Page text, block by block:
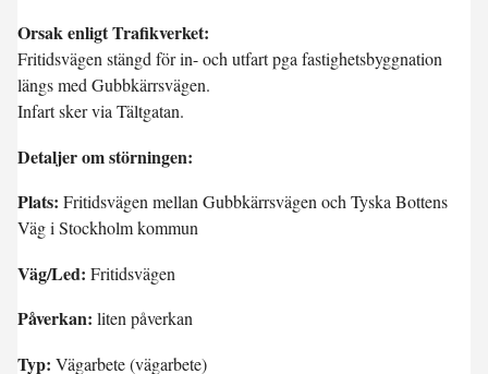
Orsak enligt Trafikverket:
Fritidsvägen stängd för in- och utfart pga fastighetsbyggnation
längs med Gubbkärrsvägen.
Infart sker via Tältgatan.
Detaljer om störningen:
Plats: Fritidsvägen mellan Gubbkärrsvägen och Tyska Bottens
Väg i Stockholm kommun
Väg/Led: Fritidsvägen
Påverkan: liten påverkan
Typ: Vägarbete (vägarbete)